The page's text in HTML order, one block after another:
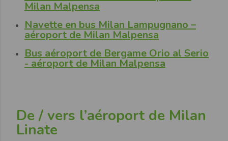
Milan Malpensa
Navette en bus Milan Lampugnano –
aéroport de Milan Malpensa
Bus aéroport de Bergame Orio al Serio
- aéroport de Milan Malpensa
De / vers l’aéroport de Milan
Linate